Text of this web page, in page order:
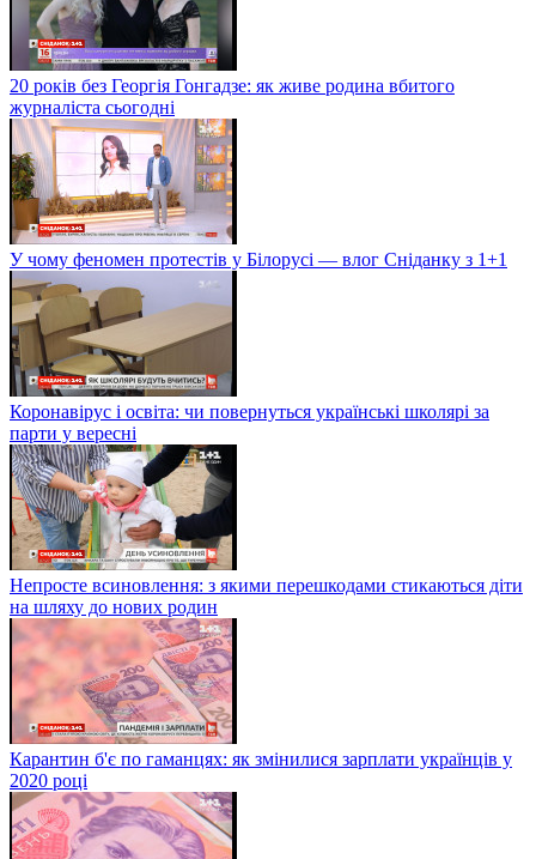
20 років без Георгія Гонгадзе: як живе родина вбитого
журналіста сьогодні
У чому феномен протестів у Білорусі — влог Сніданку з 1+1
Коронавірус і освіта: чи повернуться українські школярі за
парти у вересні
Непросте всиновлення: з якими перешкодами стикаються діти
на шляху до нових родин
Карантин б'є по гаманцях: як змінилися зарплати українців у
2020 році